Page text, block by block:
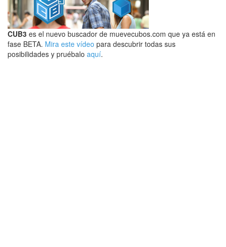
CUB3 es el nuevo buscador de muevecubos.com que ya está en
fase BETA. Mira este vídeo para descubrir todas sus
posibilidades y pruébalo aquí.